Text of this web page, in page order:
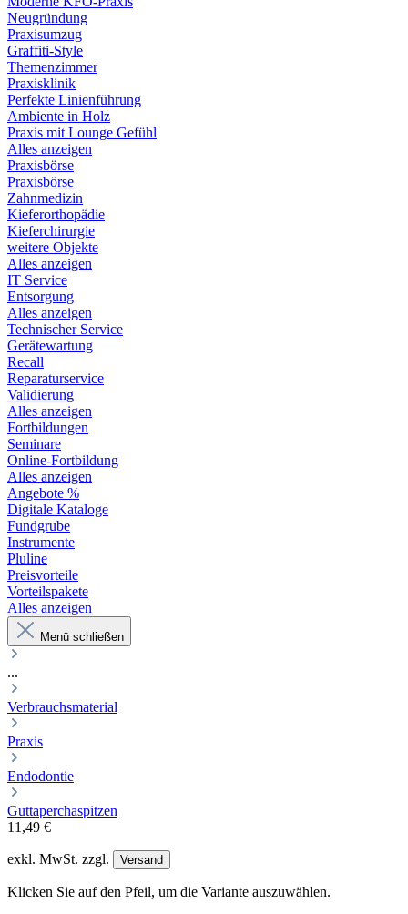
Neugründung
Praxisumzug
Graffiti-Style
Themenzimmer
Praxisklinik
Perfekte Linienführung
Ambiente in Holz
Praxis mit Lounge Gefühl
Alles anzeigen
Praxisbörse
Praxisbörse
Zahnmedizin
Kieferorthopädie
Kieferchirurgie
weitere Objekte
Alles anzeigen
IT Service
Entsorgung
Alles anzeigen
Technischer Service
Gerätewartung
Recall
Reparaturservice
Validierung
Alles anzeigen
Fortbildungen
Seminare
Online-Fortbildung
Alles anzeigen
Angebote %
Digitale Kataloge
Fundgrube
Instrumente
Pluline
Preisvorteile
Vorteilspakete
Alles anzeigen
Menü schließen
...
Verbrauchsmaterial
Praxis
Endodontie
Guttaperchaspitzen
11,49 €
exkl. MwSt. zzgl. Versand
Klicken Sie auf den Pfeil, um die Variante auszuwählen.